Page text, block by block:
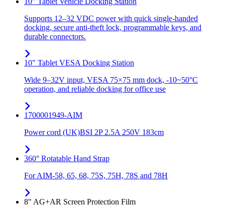
Supports 12–32 VDC power with quick single-handed
docking, secure anti-theft lock, programmable keys, and
durable connectors.
10" Tablet VESA Docking Station
Wide 9–32V input, VESA 75×75 mm dock, -10~50°C
operation, and reliable docking for office use
1700001949-AIM
Power cord (UK)BSI 2P 2.5A 250V 183cm
360° Rotatable Hand Strap
For AIM-58, 65, 68, 75S, 75H, 78S and 78H
8" AG+AR Screen Protection Film